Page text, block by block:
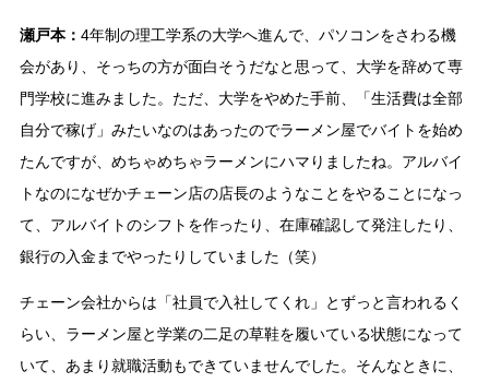
瀬戸本： 4年制の理工学系の大学へ進んで、パソコンをさわる機
会があり、そっちの方が面白そうだなと思って、大学を辞めて専
門学校に進みました。ただ、大学をやめた手前、「生活費は全部
自分で稼げ」みたいなのはあったのでラーメン屋でバイトを始め
たんですが、めちゃめちゃラーメンにハマりましたね。アルバイ
トなのになぜかチェーン店の店長のようなことをやることになっ
て、アルバイトのシフトを作ったり、在庫確認して発注したり、
銀行の入金までやったりしていました（笑）
チェーン会社からは「社員で入社してくれ」とずっと言われるく
らい、ラーメン屋と学業の二足の草鞋を履いている状態になって
いて、あまり就職活動もできていませんでした。そんなときに、